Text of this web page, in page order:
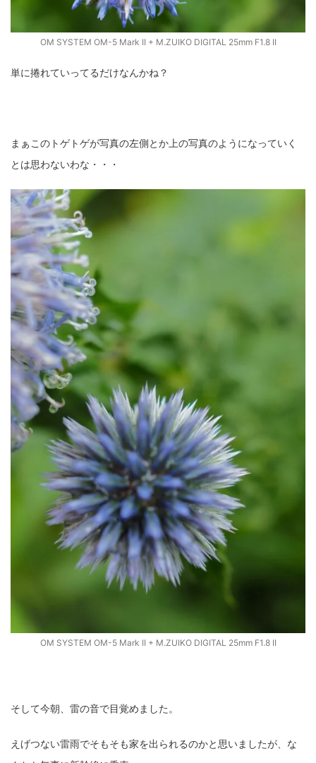
OM SYSTEM OM-5 Mark II + M.ZUIKO DIGITAL 25mm F1.8 II
単に捲れていってるだけなんかね？
まぁこのトゲトゲが写真の左側とか上の写真のようになっていく
とは思わないわな・・・
OM SYSTEM OM-5 Mark II + M.ZUIKO DIGITAL 25mm F1.8 II
そして今朝、雷の音で目覚めました。
えげつない雷雨でそもそも家を出られるのかと思いましたが、な